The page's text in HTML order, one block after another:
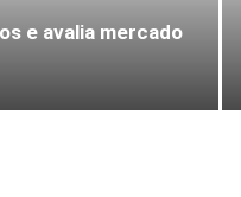
e avalia mercado